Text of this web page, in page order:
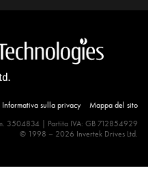
Informativa sulla privacy
Mappa del sito
3504834 | Partita IVA: GB 712854929
© 1998 – 2026 Invertek Drives Ltd.